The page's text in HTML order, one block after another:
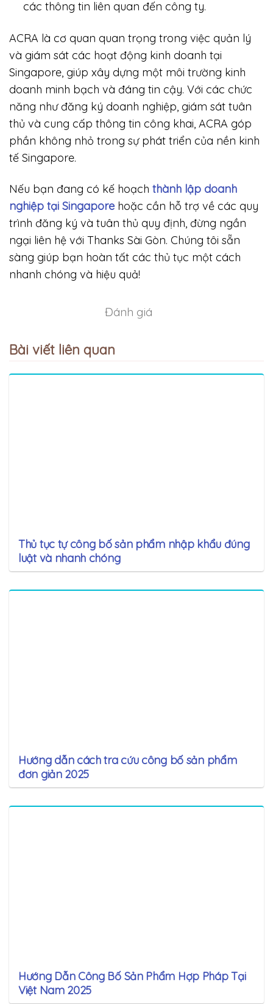
các thông tin liên quan đến công ty.
ACRA là cơ quan quan trọng trong việc quản lý
và giám sát các hoạt động kinh doanh tại
Singapore, giúp xây dựng một môi trường kinh
doanh minh bạch và đáng tin cậy. Với các chức
năng như đăng ký doanh nghiệp, giám sát tuân
thủ và cung cấp thông tin công khai, ACRA góp
phần không nhỏ trong sự phát triển của nền kinh
tế Singapore.
Nếu bạn đang có kế hoạch thành lập doanh
nghiệp tại Singapore hoặc cần hỗ trợ về các quy
trình đăng ký và tuân thủ quy định, đừng ngần
ngại liên hệ với Thanks Sài Gòn. Chúng tôi sẵn
sàng giúp bạn hoàn tất các thủ tục một cách
nhanh chóng và hiệu quả!
Đánh giá
Bài viết liên quan
Thủ tục tự công bố sản phẩm nhập khẩu đúng
luật và nhanh chóng
Hướng dẫn cách tra cứu công bố sản phẩm
đơn giản 2025
Hướng Dẫn Công Bố Sản Phẩm Hợp Pháp Tại
Việt Nam 2025